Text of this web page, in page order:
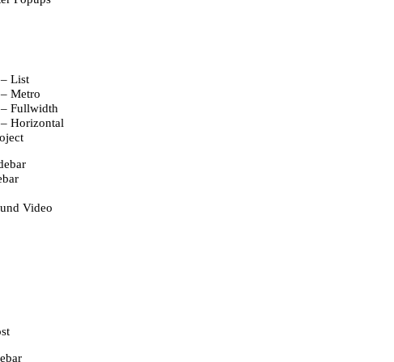
List
Metro
Fullwidth
Horizontal
Video